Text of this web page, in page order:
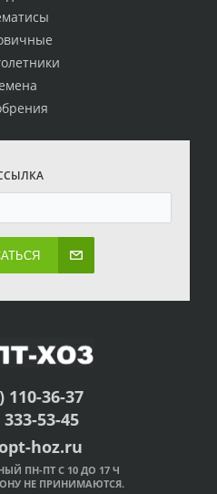
110-36-37
53-45
hoz.ru
ПН-ПТ С 10 ДО 17 Ч
НЕ ПРИНИМАЮТСЯ.